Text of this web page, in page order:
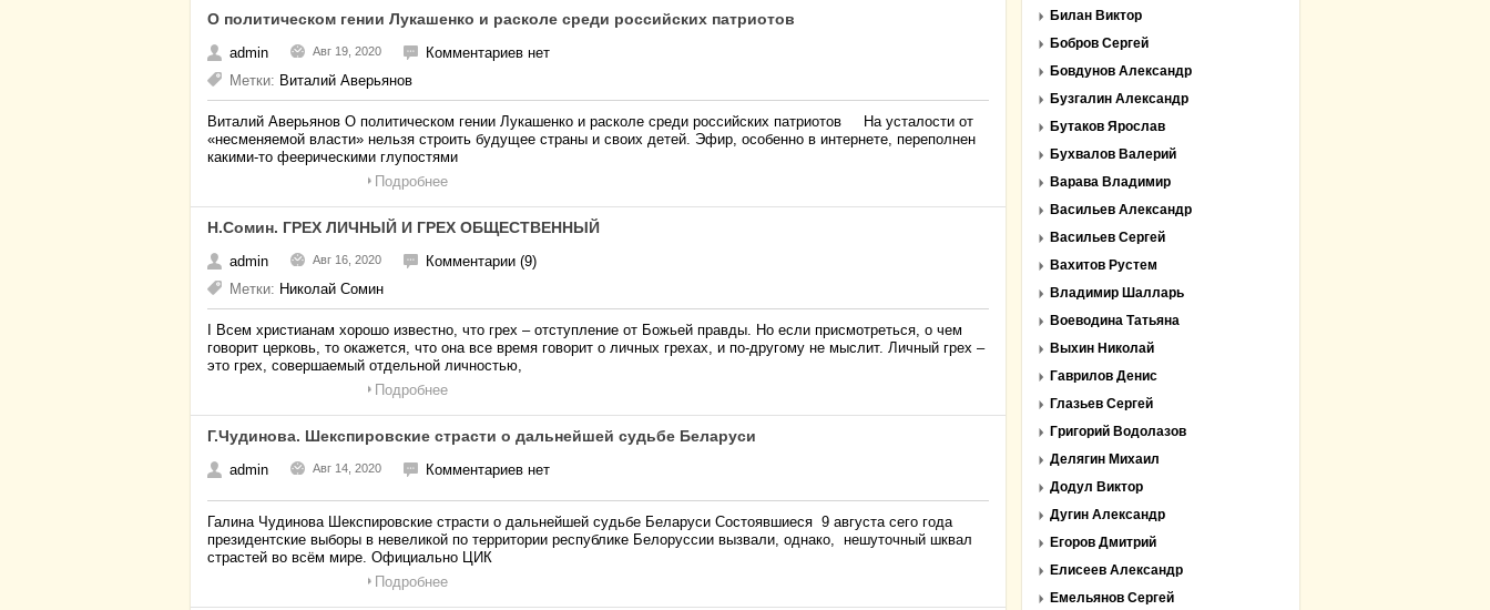
О политическом гении Лукашенко и расколе среди российских патриотов
admin Авг 19, 2020
Комментариев нет
Метки: Виталий Аверьянов
Виталий Аверьянов О политическом гении Лукашенко и расколе среди российских патриотов На усталости от
«несменяемой власти» нельзя строить будущее страны и своих детей. Эфир, особенно в интернете, переполнен
какими-то феерическими глупостями
Подробнее
Н.Сомин. ГРЕХ ЛИЧНЫЙ И ГРЕХ ОБЩЕСТВЕННЫЙ
admin Авг 16, 2020
Комментарии (9)
Метки: Николай Сомин
I Всем христианам хорошо известно, что грех – отступление от Божьей правды. Но если присмотреться, о чем
говорит церковь, то окажется, что она все время говорит о личных грехах, и по-другому не мыслит. Личный грех –
это грех, совершаемый отдельной личностью,
Подробнее
Г.Чудинова. Шекспировские страсти о дальнейшей судьбе Беларуси
admin Авг 14, 2020 Комментариев нет
Галина Чудинова Шекспировские страсти о дальнейшей судьбе Беларуси Состоявшиеся 9 августа сего года
президентские выборы в невеликой по территории республике Белоруссии вызвали, однако, нешуточный шквал
страстей во всём мире. Официально ЦИК
Подробнее
Билан Виктор
Бобров Сергей
Бовдунов Александр
Бузгалин Александр
Бутаков Ярослав
Бухвалов Валерий
Варава Владимир
Васильев Александр
Васильев Сергей
Вахитов Рустем
Владимир Шалларь
Воеводина Татьяна
Выхин Николай
Гаврилов Денис
Глазьев Сергей
Григорий Водолазов
Делягин Михаил
Додул Виктор
Дугин Александр
Егоров Дмитрий
Елисеев Александр
Емельянов Сергей